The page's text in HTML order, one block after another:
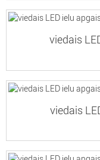
viedais
viedais